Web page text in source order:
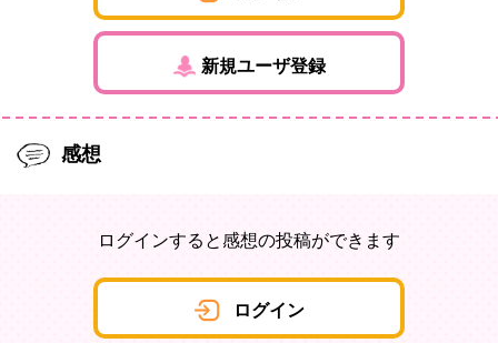
新規ユーザ登録
感想
ログインすると感想の投稿ができます
ログイン